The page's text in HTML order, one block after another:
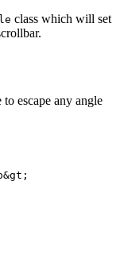
class which will set
escape any angle